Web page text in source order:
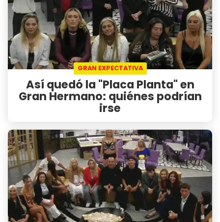
GRAN EXPECTATIVA
Así quedó la "Placa Planta" en
Gran Hermano: quiénes podrían
irse